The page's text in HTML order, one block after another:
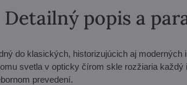
Detailný popis a
do klasických, historizujúcich aj moderných
svetla v opticky čírom skle rozžiaria každý
prevedení.